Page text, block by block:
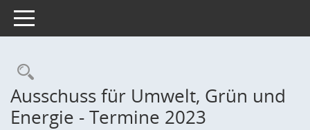
Toggle navigation
Rechercheauswahl
Ausschuss für Umwelt, Grün und
Energie - Termine 2023